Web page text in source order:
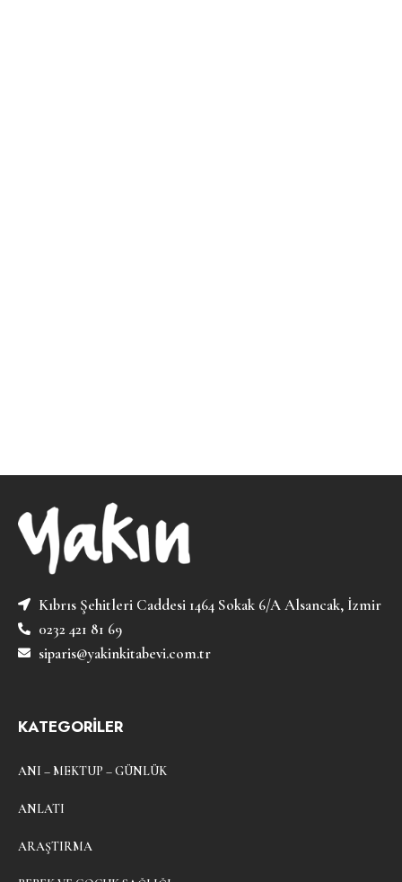
Kıbrıs Şehitleri Caddesi 1464 Sokak 6/A Alsancak, İzmir
0232 421 81 69
siparis@yakinkitabevi.com.tr
KATEGORİLER
ANI – MEKTUP – GÜNLÜK
ANLATI
ARAŞTIRMA